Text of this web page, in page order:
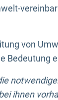
von
Bedeutung
ihnen